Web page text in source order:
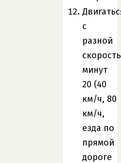
с
разной
минут
20 (40
км/ч, 80
км/ч,
езда по
прямой
дороге